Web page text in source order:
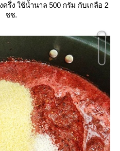
รึ่ง ใช้น้ำนาล 500 กรัม กับเกลือ 2
ชช.